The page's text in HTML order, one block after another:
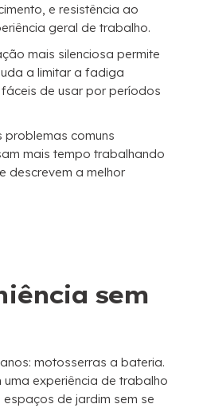
e resistência ao
geral de trabalho.
mais silenciosa permite
a limitar a fadiga
de usar por períodos
problemas comuns
mais tempo trabalhando
descrevem a melhor
sem
motosserras a bateria.
experiência de trabalho
de jardim sem se